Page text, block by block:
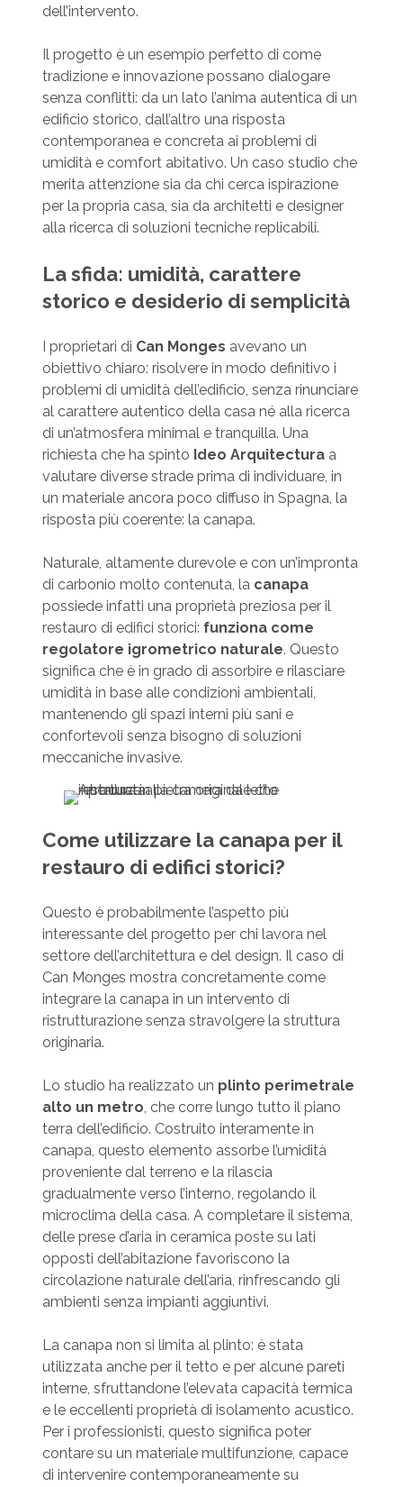
dell’intervento.
Il progetto è un esempio perfetto di come
tradizione e innovazione possano dialogare
senza conflitti: da un lato l’anima autentica di un
edificio storico, dall’altro una risposta
contemporanea e concreta ai problemi di
umidità e comfort abitativo. Un caso studio che
merita attenzione sia da chi cerca ispirazione
per la propria casa, sia da architetti e designer
alla ricerca di soluzioni tecniche replicabili.
La sfida: umidità, carattere
storico e desiderio di semplicità
I proprietari di Can Monges avevano un
obiettivo chiaro: risolvere in modo definitivo i
problemi di umidità dell’edificio, senza rinunciare
al carattere autentico della casa né alla ricerca
di un’atmosfera minimal e tranquilla. Una
richiesta che ha spinto Ideo Arquitecturaa
valutare diverse strade prima di individuare, in
un materiale ancora poco diffuso in Spagna, la
risposta più coerente: la canapa.
Naturale, altamente durevole e con un’impronta
di carbonio molto contenuta, la canapa
possiede infatti una proprietà preziosa per il
restauro di edifici storici: funziona come
regolatore igrometrico naturale. Questo
significa che è in grado di assorbire e rilasciare
umidità in base alle condizioni ambientali,
mantenendo gli spazi interni più sani e
confortevoli senza bisogno di soluzioni
meccaniche invasive.
Come utilizzare la canapa per il
restauro di edifici storici?
Questo è probabilmente l’aspetto più
interessante del progetto per chi lavora nel
settore dell’architettura e del design. Il caso di
Can Monges mostra concretamente come
integrare la canapa in un intervento di
ristrutturazione senza stravolgere la struttura
originaria.
Lo studio ha realizzato un plinto perimetrale
alto un metro, che corre lungo tutto il piano
terra dell’edificio. Costruito interamente in
canapa, questo elemento assorbe l’umidità
proveniente dal terreno e la rilascia
gradualmente verso l’interno, regolando il
microclima della casa. A completare il sistema,
delle prese d’aria in ceramica poste su lati
opposti dell’abitazione favoriscono la
circolazione naturale dell’aria, rinfrescando gli
ambienti senza impianti aggiuntivi.
La canapa non si limita al plinto: è stata
utilizzata anche per il tetto e per alcune pareti
interne, sfruttandone l’elevata capacità termica
e le eccellenti proprietà di isolamento acustico.
Per i professionisti, questo significa poter
contare su un materiale multifunzione, capace
di intervenire contemporaneamente su